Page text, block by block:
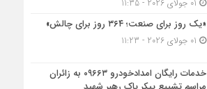
«یک روز برای صنعت؛ ۳۶۴ روز برای چالش»
خدمات رایگان امدادخودرو ۰۹۶۶۳ به زائران